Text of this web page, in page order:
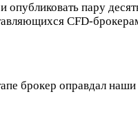
опубликовать пару
CFD-
брокер оправдал